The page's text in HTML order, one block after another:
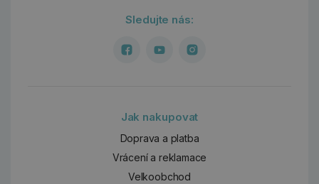
Sledujte nás:
Jak nakupovat
Doprava a platba
Vrácení a reklamace
Velkoobchod